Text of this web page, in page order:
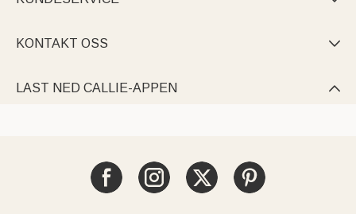
KONTAKT OSS 
LAST NED CALLIE-APPEN 